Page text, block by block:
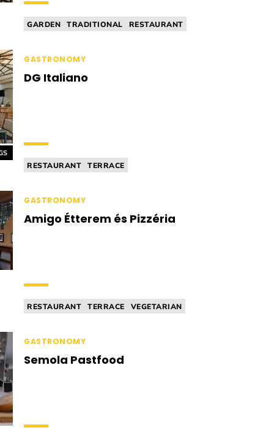
GARDEN TRADITIONAL
RESTAURANT
GASTRONOMY
DG Italiano
RESTAURANT
TERRACE
SOURDOUGH
GASTRONOMY
Amigo Étterem és Pizzéria
RESTAURANT TERRACE
VEGETARIAN
GASTRONOMY
Semola Pastfood